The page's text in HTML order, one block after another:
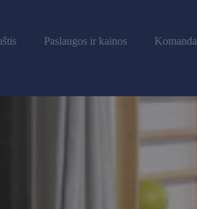
Paslaugos ir kainos Komanda